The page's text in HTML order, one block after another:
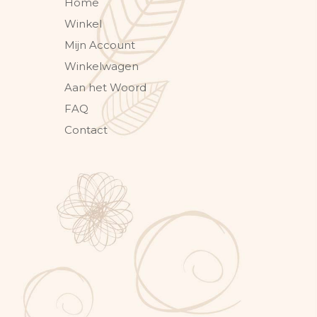
Winkel
Mijn Account
Winkelwagen
Aan het Woord
FAQ
Contact